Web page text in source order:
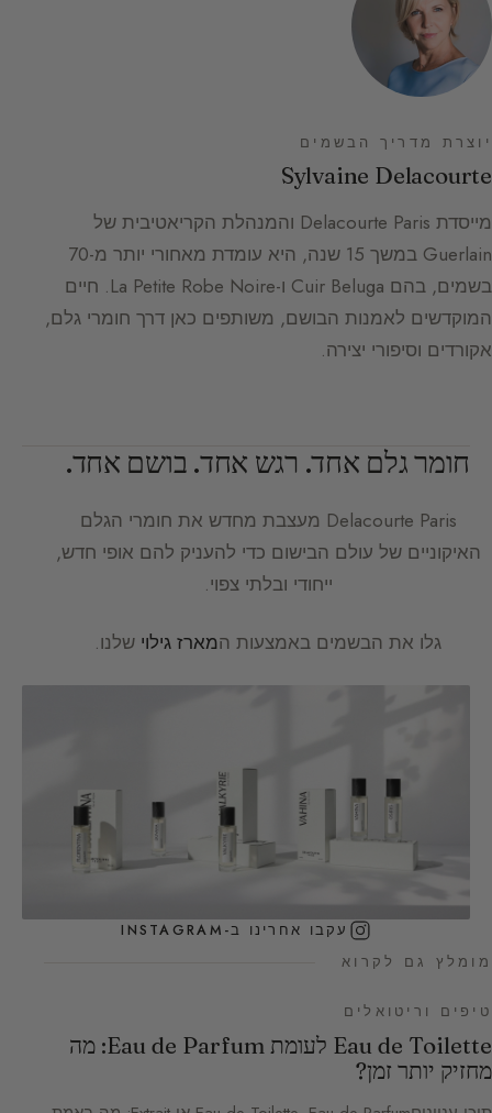
יוצרת מדריך הבשמים
Sylvaine Delacourte
מייסדת Delacourte Paris והמנהלת הקריאטיבית של
Guerlain במשך 15 שנה, היא עומדת מאחורי יותר מ-70
בשמים, בהם Cuir Beluga ו-La Petite Robe Noire. חיים
המוקדשים לאמנות הבושם, משותפים כאן דרך חומרי גלם,
אקורדים וסיפורי יצירה.
חומר גלם אחד. רגש אחד. בושם אחד.
Delacourte Paris מעצבת מחדש את חומרי הגלם
האיקוניים של עולם הבישום כדי להעניק להם אופי חדש,
ייחודי ובלתי צפוי.
גלו את הבשמים באמצעות המארז גילוי שלנו.
עקבו אחרינו ב-INSTAGRAM
מומלץ גם לקרוא
טיפים וריטואלים
Eau de Toilette לעומת Eau de Parfum: מה
מחזיק יותר זמן?